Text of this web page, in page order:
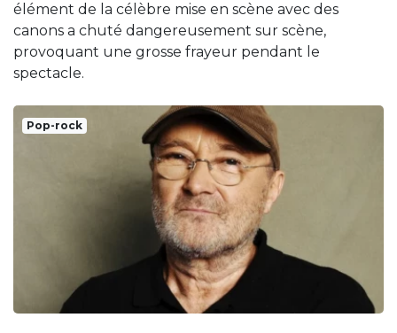
élément de la célèbre mise en scène avec des
canons a chuté dangereusement sur scène,
provoquant une grosse frayeur pendant le
spectacle.
Pop-rock